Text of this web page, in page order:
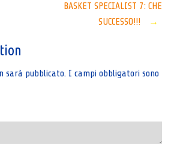
BASKET SPECIALIST 7: CHE
SUCCESSO!!!
→
sarà pubblicato. I campi obbligatori sono